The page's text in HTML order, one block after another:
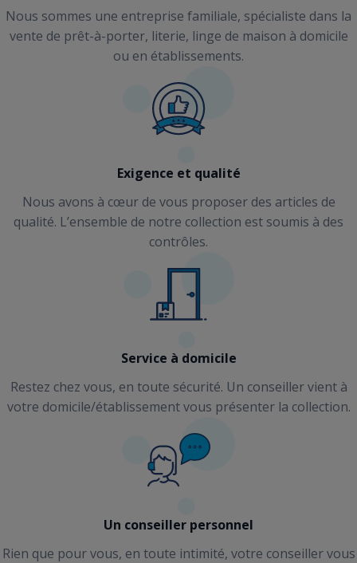
Nous sommes une entreprise familiale, spécialiste dans la
vente de prêt-à-porter, literie, linge de maison à domicile
ou en établissements.
Exigence et qualité
Nous avons à cœur de vous proposer des articles de
qualité. L’ensemble de notre collection est soumis à des
contrôles.
Service à domicile
Restez chez vous, en toute sécurité. Un conseiller vient à
votre domicile/établissement vous présenter la collection.
Un conseiller personnel
Rien que pour vous, en toute intimité, votre conseiller vous